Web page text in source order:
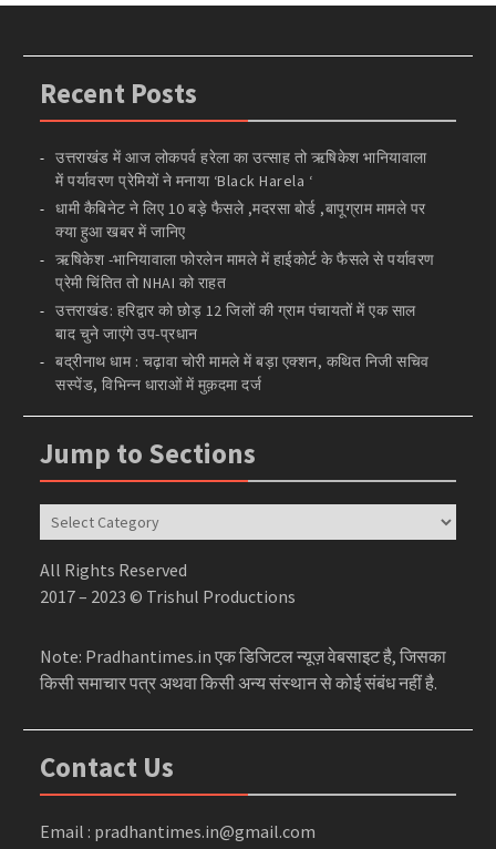
Recent Posts
उत्तराखंड में आज लोकपर्व हरेला का उत्साह तो ऋषिकेश भानियावाला
में पर्यावरण प्रेमियों ने मनाया ‘Black Harela ‘
धामी कैबिनेट ने लिए 10 बड़े फैसले ,मदरसा बोर्ड ,बापूग्राम मामले पर
क्या हुआ खबर में जानिए
ऋषिकेश -भानियावाला फोरलेन मामले में हाईकोर्ट के फैसले से पर्यावरण
प्रेमी चिंतित तो NHAI को राहत
उत्तराखंड: हरिद्वार को छोड़ 12 जिलों की ग्राम पंचायतों में एक साल
बाद चुने जाएंगे उप-प्रधान
बद्रीनाथ धाम : चढ़ावा चोरी मामले में बड़ा एक्शन, कथित निजी सचिव
सस्पेंड, विभिन्न धाराओं में मुक़दमा दर्ज
Jump to Sections
Jump
to
Sections
All Rights Reserved
2017 – 2023 © Trishul Productions
Note: Pradhantimes.in एक डिजिटल न्यूज़ वेबसाइट है, जिसका
किसी समाचार पत्र अथवा किसी अन्य संस्थान से कोई संबंध नहीं है.
Contact Us
Email : pradhantimes.in@gmail.com